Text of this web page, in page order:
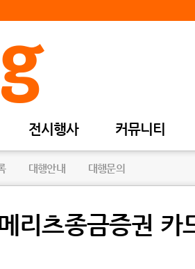
전시행사 커뮤니티
대행안내 대행문의
리츠종금증권 카